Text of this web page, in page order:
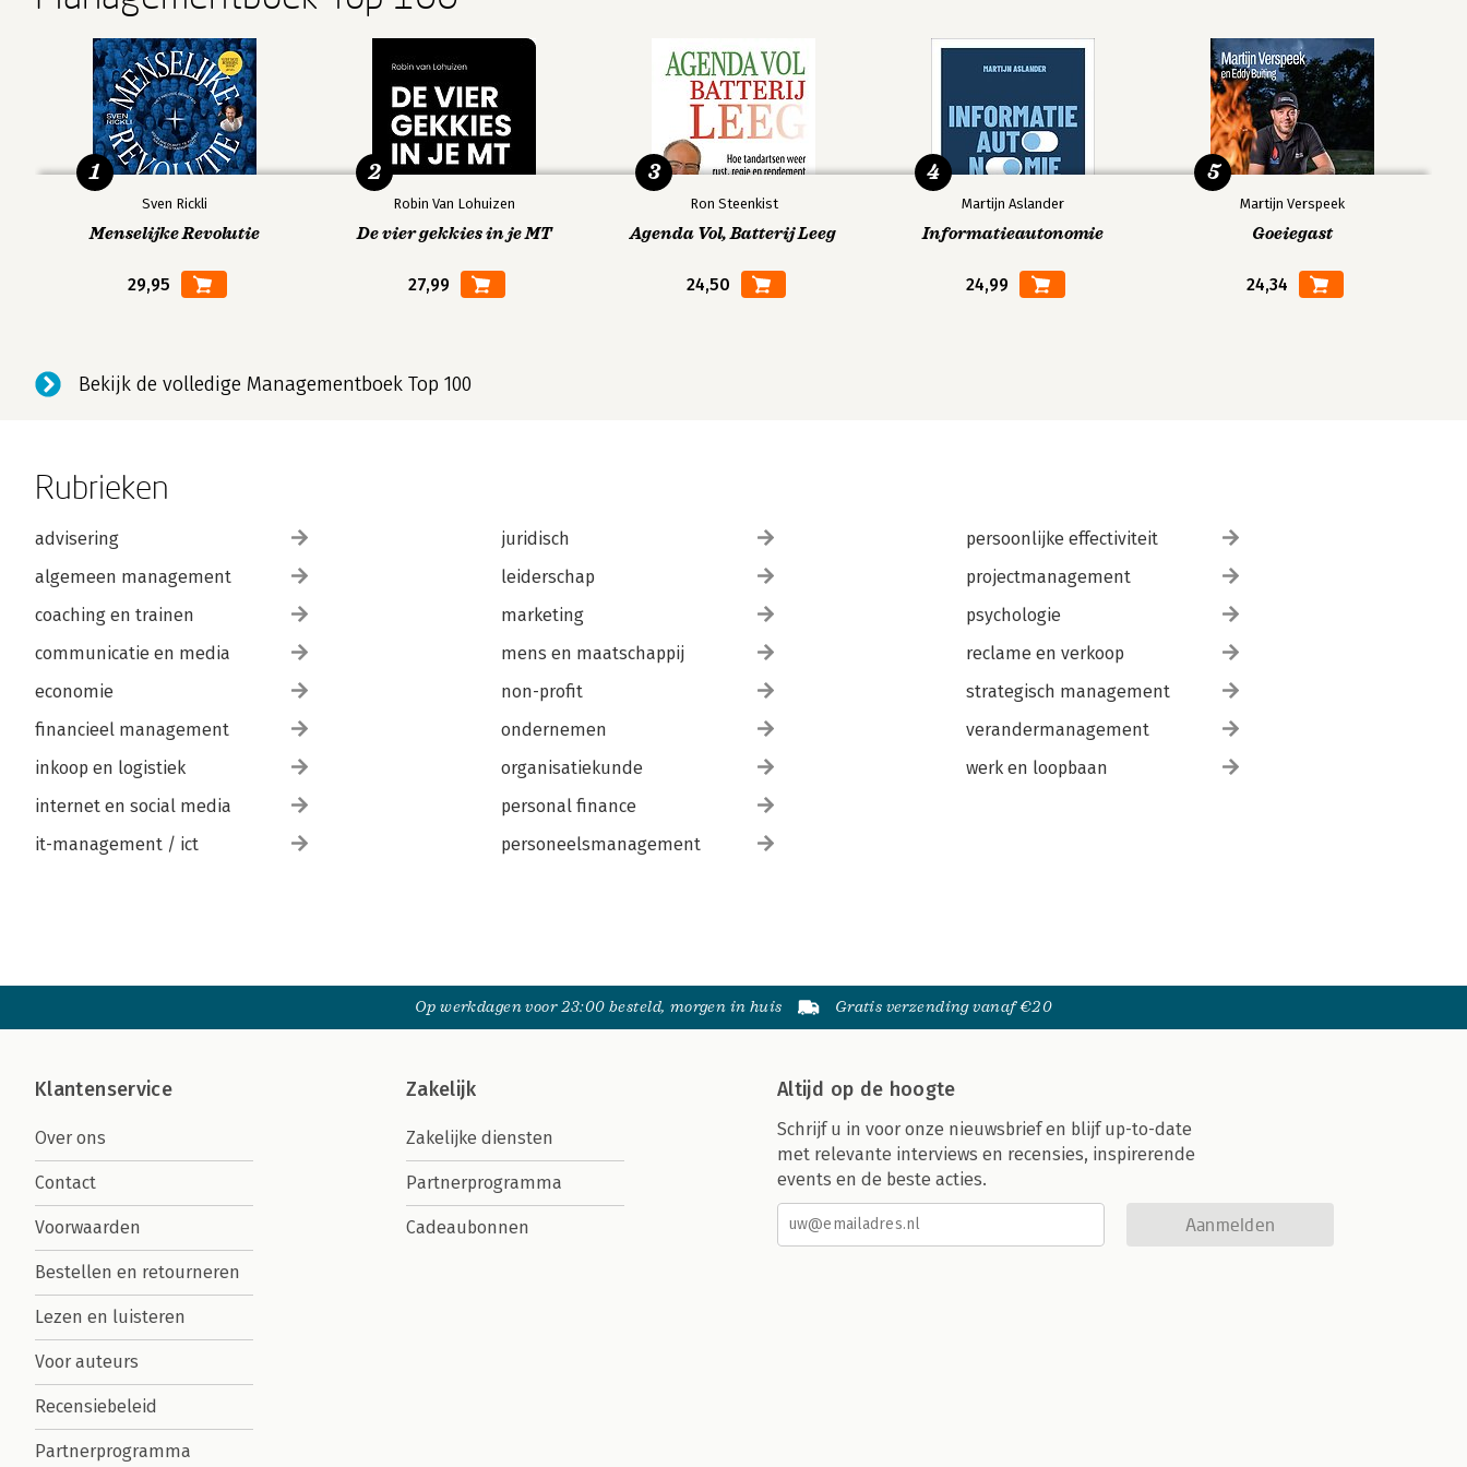
Sven Rickli
Menselijke Revolutie
29,95
1
Robin Van Lohuizen
De vier gekkies in je MT
27,99
2
Ron Steenkist
Agenda Vol, Batterij Leeg
24,50
3
Martijn Aslander
Informatieautonomie
24,99
4
Martijn Verspeek
Goeiegast
24,34
5
Bekijk de volledige Managementboek Top 100
Rubrieken
advisering
algemeen management
coaching en trainen
communicatie en media
economie
financieel management
inkoop en logistiek
internet en social media
it-management / ict
juridisch
leiderschap
marketing
mens en maatschappij
non-profit
ondernemen
organisatiekunde
personal finance
personeelsmanagement
persoonlijke effectiviteit
projectmanagement
psychologie
reclame en verkoop
strategisch management
verandermanagement
werk en loopbaan
Op werkdagen voor 23:00 besteld, morgen in huis Gratis verzending vanaf €20
Klantenservice
Over ons
Contact
Voorwaarden
Bestellen en retourneren
Lezen en luisteren
Voor auteurs
Recensiebeleid
Partnerprogramma
Zakelijk
Zakelijke diensten
Partnerprogramma
Cadeaubonnen
Altijd op de hoogte
Schrijf u in voor onze nieuwsbrief en blijf up-to-date
met relevante interviews en recensies, inspirerende
events en de beste acties.
Aanmelden